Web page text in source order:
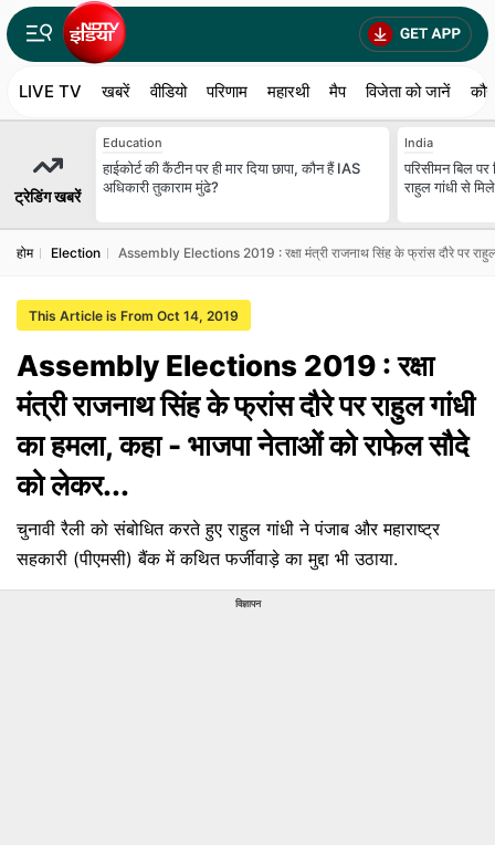
LIVE TV खबरें वीडियो परिणाम महारथी मैप विजेता को जानें
ट्रेडिंग खबरें
Education
हाईकोर्ट की कैंटीन पर ही मार दिया छापा, कौन हैं IAS
अधिकारी तुकाराम मुंढे?
India
परिसीमन बिल
राहुल गांधी से
होम Election Assembly Elections 2019 : रक्षा मंत्री राजनाथ सिंह के फ्रांस दौरे पर
This Article is From Oct 14, 2019
Assembly Elections 2019 : रक्षा
मंत्री राजनाथ सिंह के फ्रांस दौरे पर राहुल गांधी
का हमला, कहा - भाजपा नेताओं को राफेल सौदे
को लेकर...
चुनावी रैली को संबोधित करते हुए राहुल गांधी ने पंजाब और महाराष्ट्र
सहकारी (पीएमसी) बैंक में कथित फर्जीवाड़े का मुद्दा भी उठाया.
विज्ञापन